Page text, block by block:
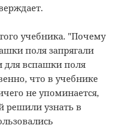
учебника. "Почему
поля запрягали
для вспашки поля
что в учебнике
не упоминается,
решили узнать в